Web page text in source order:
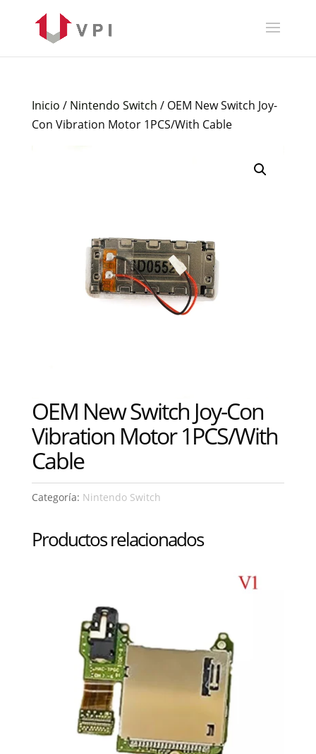
Inicio / Nintendo Switch / OEM New Switch Joy-
Con Vibration Motor 1PCS/With Cable
OEM New Switch Joy-Con
Vibration Motor 1PCS/With
Cable
Categoría: Nintendo Switch
Productos relacionados